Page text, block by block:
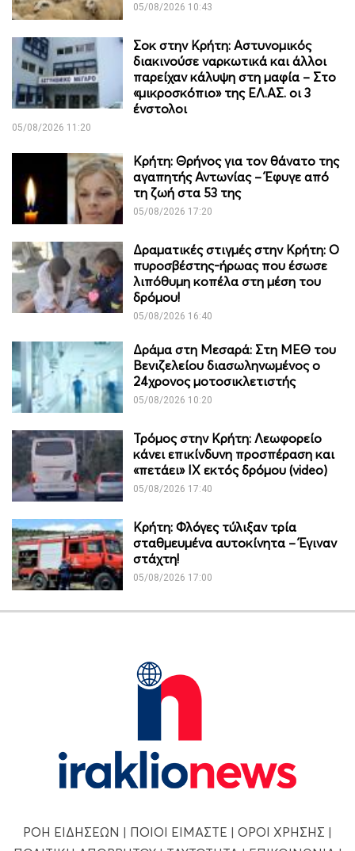
05/08/2026 10:43
Σοκ στην Κρήτη: Αστυνομικός
διακινούσε ναρκωτικά και άλλοι
παρείχαν κάλυψη στη μαφία – Στο
«μικροσκόπιο» της ΕΛ.ΑΣ. οι 3
ένστολοι
05/08/2026 11:20
Κρήτη: Θρήνος για τον θάνατο της
αγαπητής Αντωνίας – Έφυγε από
τη ζωή στα 53 της
05/08/2026 17:20
Δραματικές στιγμές στην Κρήτη: Ο
πυροσβέστης-ήρωας που έσωσε
λιπόθυμη κοπέλα στη μέση του
δρόμου!
05/08/2026 16:40
Δράμα στη Μεσαρά: Στη ΜΕΘ του
Βενιζελείου διασωληνωμένος ο
24χρονος μοτοσικλετιστής
05/08/2026 10:20
Τρόμος στην Κρήτη: Λεωφορείο
κάνει επικίνδυνη προσπέραση και
«πετάει» ΙΧ εκτός δρόμου (video)
05/08/2026 17:40
Κρήτη: Φλόγες τύλιξαν τρία
σταθμευμένα αυτοκίνητα – Έγιναν
στάχτη!
05/08/2026 17:00
ΡΟΗ ΕΙΔΗΣΕΩΝ | ΠΟΙΟΙ ΕΙΜΑΣΤΕ | ΟΡΟΙ ΧΡΗΣΗΣ |